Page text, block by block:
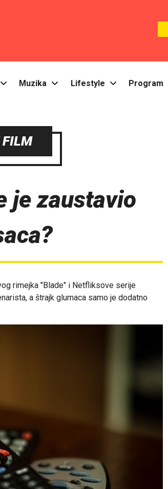
Muzika Lifestyle Program
FILM
je zaustavio
rimejka "Blade" i Netfliksove serije
a štrajk glumaca samo je dodatno